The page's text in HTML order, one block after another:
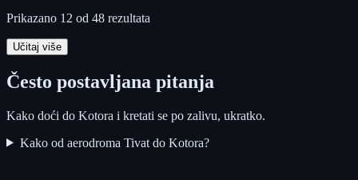
Prikazano 12 od 48 rezultata
Učitaj više
Često postavljana pitanja
Kako doći do Kotora i kretati se po zalivu, ukratko.
Kako od aerodroma Tivat do Kotora?